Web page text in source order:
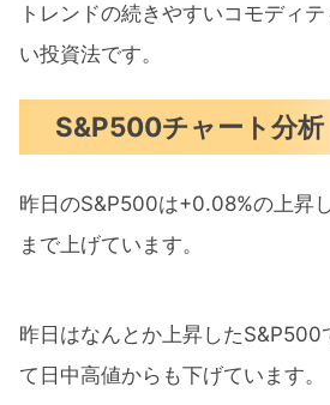
トレンドの続きやすいコモディ
い投資法です。
S&P500チャート分析
昨日のS&P500は+0.08%の上昇
まで上げています。
昨日はなんとか上昇したS&P500
て日中高値からも下げています。